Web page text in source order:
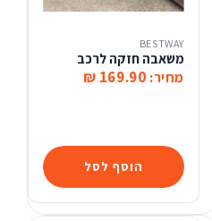
הוסף לסל
BESTWAY
משאבה חזקה לרכב
מחיר: 169.90 ₪